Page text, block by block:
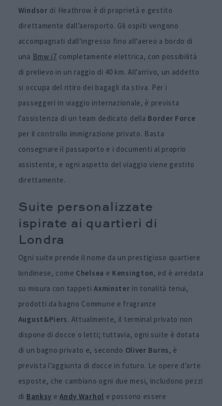
Windsor di Heathrow è di proprietà e gestito
direttamente dall’aeroporto. Gli ospiti vengono
accompagnati dall’ingresso fino all’aereo a bordo di
una Bmw i7 completamente elettrica, con possibilità
di prelievo in un raggio di 40 km. All’arrivo, un addetto
si occupa del ritiro dei bagagli da stiva. Per i
passeggeri in viaggio internazionale, è prevista
l’assistenza di un team dedicato della Border Force
per il controllo immigrazione privato. Basta
consegnare il passaporto e i documenti al proprio
assistente, e ogni aspetto del viaggio viene gestito
direttamente.
Suite personalizzate
ispirate ai quartieri di
Londra
Ogni suite prende il nome da un prestigioso quartiere
londinese, come Chelsea e Kensington, ed è arredata
su misura con tappetiAxminster in tonalità tenui,
prodotti da bagno Commune e fragranze
August&Piers. Attualmente, il terminal privato non
dispone di docce o letti; tuttavia, ogni suite è dotata
di un bagno privato e, secondo Oliver Burns, è
prevista l’aggiunta di docce in futuro. Le opere d’arte
esposte, che cambiano ogni due mesi, includono pezzi
di Banksy eAndy Warhol e possono essere